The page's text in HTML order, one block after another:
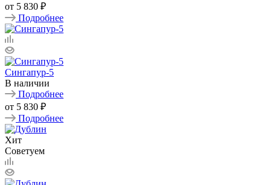
от 5 830 ₽
Подробнее
Сингапур-5
В наличии
Подробнее
от 5 830 ₽
Подробнее
Хит
Советуем